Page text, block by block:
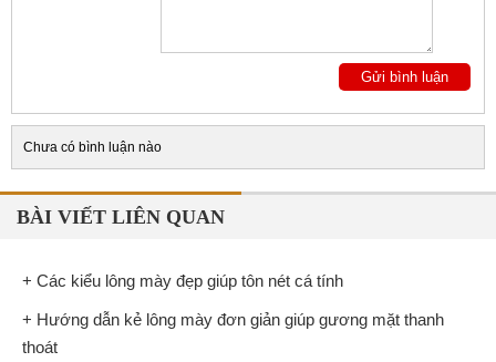
Chưa có bình luận nào
BÀI VIẾT LIÊN QUAN
+ Các kiểu lông mày đẹp giúp tôn nét cá tính
+ Hướng dẫn kẻ lông mày đơn giản giúp gương mặt thanh
thoát